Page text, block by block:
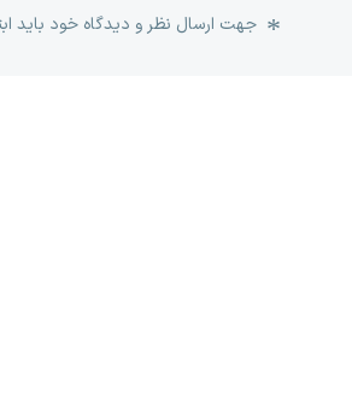
جهت ارسال نظر و دیدگاه خود باید